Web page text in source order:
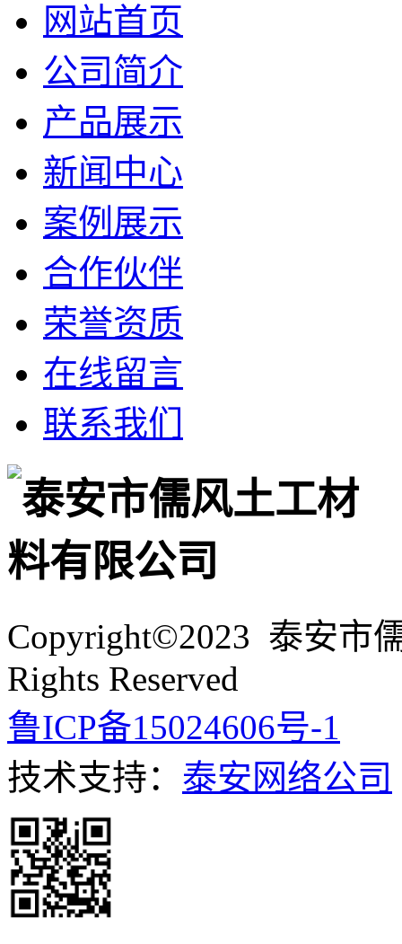
网站首页
公司简介
产品展示
新闻中心
案例展示
合作伙伴
荣誉资质
在线留言
联系我们
Copyright©2023 泰安市
Rights Reserved
鲁ICP备15024606号-1
技术支持： 泰安网络公司